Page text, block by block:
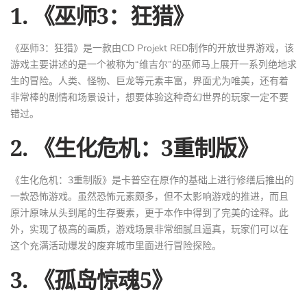
1. 《巫师3：狂猎》
《巫师3：狂猎》是一款由CD Projekt RED制作的开放世界游戏，该
游戏主要讲述的是一个被称为“维吉尔”的巫师马上展开一系列绝地求
生的冒险。人类、怪物、巨龙等元素丰富，界面尤为唯美，还有着
非常棒的剧情和场景设计，想要体验这种奇幻世界的玩家一定不要
错过。
2. 《生化危机：3重制版》
《生化危机：3重制版》是卡普空在原作的基础上进行修缮后推出的
一款恐怖游戏。虽然恐怖元素颇多，但不太影响游戏的推进，而且
原汁原味从头到尾的生存要素，更于本作中得到了完美的诠释。此
外，实现了极高的画质，游戏场景非常细腻且逼真，玩家们可以在
这个充满活动爆发的废弃城市里面进行冒险探险。
3. 《孤岛惊魂5》